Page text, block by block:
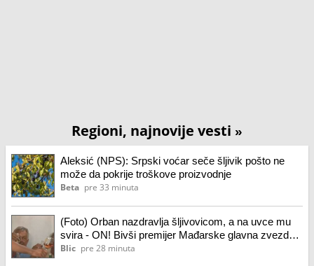
Regioni, najnovije vesti »
Aleksić (NPS): Srpski voćar seče šljivik pošto ne
može da pokrije troškove proizvodnje
Beta pre 33 minuta
(Foto) Orban nazdravlja šljivovicom, a na uvce mu
svira - ON! Bivši premijer Mađarske glavna zvezda u
Guči: Veselio se do kasno u noć u čuvenoj kafani
Blic pre 28 minuta